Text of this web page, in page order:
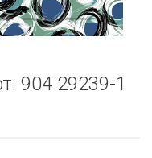
904 29239-1